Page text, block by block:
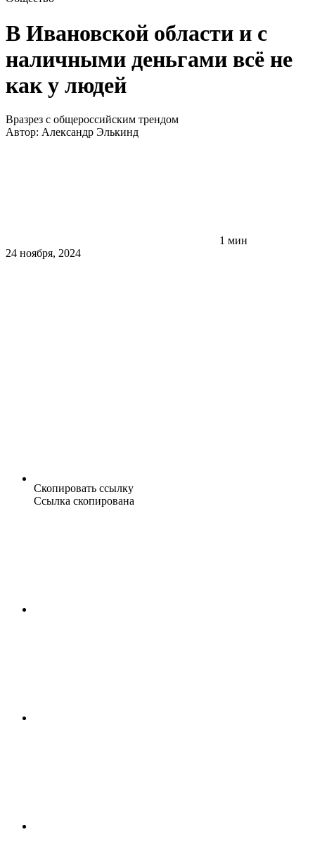
В Ивановской области и с
наличными деньгами всё не
как у людей
Вразрез с общероссийским трендом
Автор: Александр Элькинд
1 мин
24 ноября, 2024
Скопировать ссылку
Ссылка скопирована